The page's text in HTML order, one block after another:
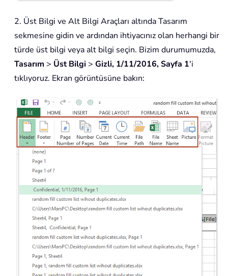
2. Üst Bilgi ve Alt Bilgi Araçları altında Tasarım
sekmesine gidin ve ardından ihtiyacınız olan herhangi bir
türde üst bilgi veya alt bilgi seçin. Bizim durumumuzda,
Tasarım > Üst Bilgi > Gizli, 1/11/2016, Sayfa 1'i
tıklıyoruz. Ekran görüntüsüne bakın: